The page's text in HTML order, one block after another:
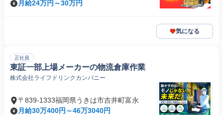
月給24万円～30万円
気になる
正社員
東証一部上場メーカーの物流倉庫作業
株式会社ライフドリンクカンパニー
〒839-1333福岡県うきは市吉井町富永
月給30万400円～46万3040円